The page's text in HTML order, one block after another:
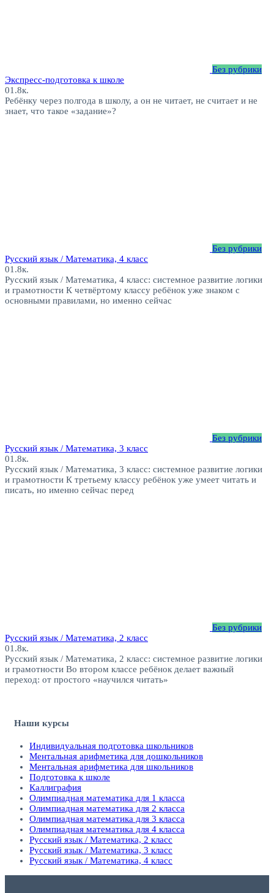
Без рубрики
Экспресс-подготовка к школе
01.8к.
Ребёнку через полгода в школу, а он не читает, не считает и не
знает, что такое «задание»?
Без рубрики
Русский язык / Математика, 4 класс
01.8к.
Русский язык / Математика, 4 класс: системное развитие логики
и грамотности К четвёртому классу ребёнок уже знаком с
основными правилами, но именно сейчас
Без рубрики
Русский язык / Математика, 3 класс
01.8к.
Русский язык / Математика, 3 класс: системное развитие логики
и грамотности К третьему классу ребёнок уже умеет читать и
писать, но именно сейчас перед
Без рубрики
Русский язык / Математика, 2 класс
01.8к.
Русский язык / Математика, 2 класс: системное развитие логики
и грамотности Во втором классе ребёнок делает важный
переход: от простого «научился читать»
Наши курсы
Индивидуальная подготовка школьников
Ментальная арифметика для дошкольников
Ментальная арифметика для школьников
Подготовка к школе
Каллиграфия
Олимпиадная математика для 1 класса
Олимпиадная математика для 2 класса
Олимпиадная математика для 3 класса
Олимпиадная математика для 4 класса
Русский язык / Математика, 2 класс
Русский язык / Математика, 3 класс
Русский язык / Математика, 4 класс